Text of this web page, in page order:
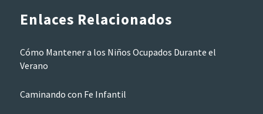
Enlaces Relacionados
Cómo Mantener a los Niños Ocupados Durante el
Verano
Caminando con Fe Infantil